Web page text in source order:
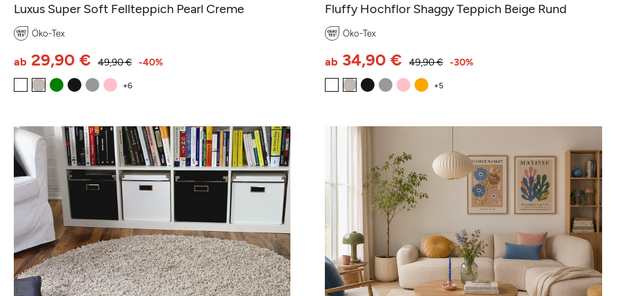
Luxus Super Soft Fellteppich Pearl Creme
Öko-Tex
49,90 €
ab 29,90 € -40%
Fluffy Hochflor Shaggy Teppich Beige Rund
Öko-Tex
49,90 €
ab 34,90 € -30%